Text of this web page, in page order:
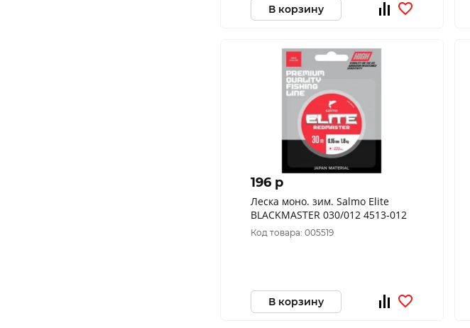
В корзину
196 p
Леска моно. зим. Salmo Elite
BLACKMASTER 030/012 4513-012
Код товара: 005519
В корзину